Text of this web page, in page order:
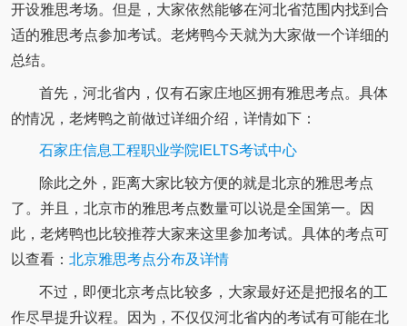
开设雅思考场。但是，大家依然能够在河北省范围内找到合
适的雅思考点参加考试。老烤鸭今天就为大家做一个详细的
总结。
首先，河北省内，仅有石家庄地区拥有雅思考点。具体
的情况，老烤鸭之前做过详细介绍，详情如下：
石家庄信息工程职业学院IELTS考试中心
除此之外，距离大家比较方便的就是北京的雅思考点
了。并且，北京市的雅思考点数量可以说是全国第一。因
此，老烤鸭也比较推荐大家来这里参加考试。具体的考点可
以查看： 北京雅思考点分布及详情
不过，即便北京考点比较多，大家最好还是把报名的工
作尽早提升议程。因为，不仅仅河北省内的考试有可能在北